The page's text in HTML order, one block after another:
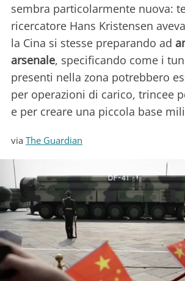
sembra particolarmente nuova:
ricercatore Hans Kristensen
la Cina si stesse preparando ad
arsenale, specificando come i
presenti nella zona potrebbero
per operazioni di carico, trincee
e per creare una piccola base
via The Guardian